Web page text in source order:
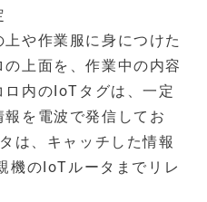
や作業服に身につけた
上面を、作業中の内容
ロ内のIoTタグは、一定
を電波で発信してお
は、キャッチした情報
機のIoTルータまでリレ